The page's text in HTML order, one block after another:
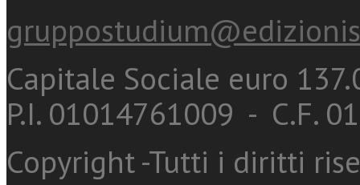
Capitale Sociale euro
P.I. 01014761009 - C.F.
Copyright -Tutti i diritti